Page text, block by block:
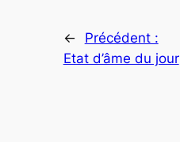
←
Précédent :
Etat d’âme du jour